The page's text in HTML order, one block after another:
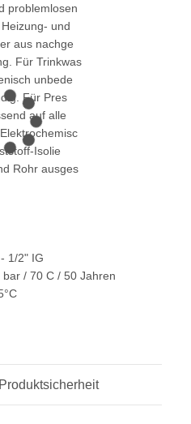
problemlosen
und
aus nachge
Für Trinkwas
unbede
Für Pres
auf alle
Isolie
Rohr ausges
1/2" IG
/ 70 C / 50 Jahren